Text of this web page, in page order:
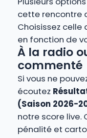
cette rencontre
Choisissez celle
en fonction de
À la radio
commenté
Si vous ne
écoutez
(Saison 2026-
notre score live.
pénalité et